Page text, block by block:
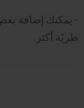
- يمكنك إضافة
طريًة أكثر.